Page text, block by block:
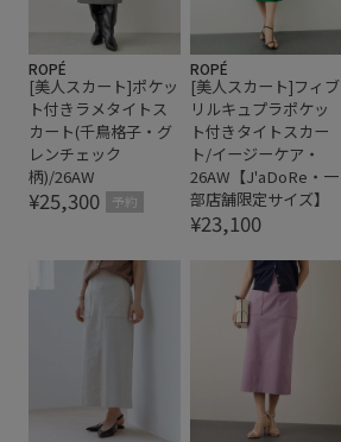
ROPÉ
[美人スカート]ポケッ
ト付きラメタイトス
カート(千鳥格子・グ
レンチェック
柄)/26AW
¥25,300 予約
ROPÉ
[美人スカート]フィブ
リルキュプラポケッ
ト付きタイトスカー
ト/イージーケア・
26AW【J'aDoRe・一
部店舗限定サイズ】
¥23,100